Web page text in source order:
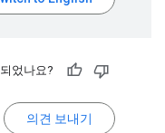
었나요?
의견 보내기